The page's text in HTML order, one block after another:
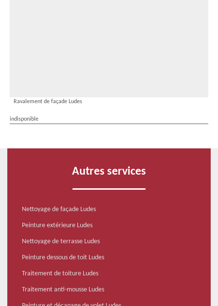
Ravalement de façade Ludes
indisponible
Autres services
Nettoyage de façade Ludes
Peinture extérieure Ludes
Nettoyage de terrasse Ludes
Peinture dessous de toit Ludes
Traitement de toiture Ludes
Traitement anti-mousse Ludes